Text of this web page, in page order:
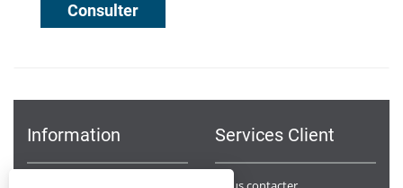
Consulter
Information Services Client